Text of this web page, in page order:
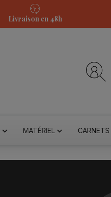
Livraison en 48h
MATÉRIEL CARNETS